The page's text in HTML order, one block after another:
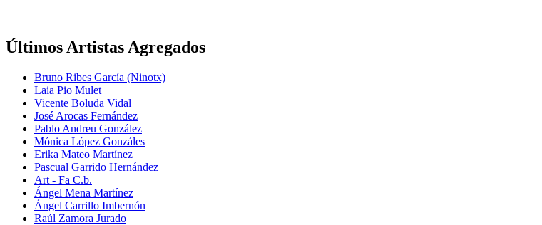
Últimos Artistas Agregados
Bruno Ribes García (Ninotx)
Laia Pio Mulet
Vicente Boluda Vidal
José Arocas Fernández
Pablo Andreu González
Mónica López Gonzáles
Erika Mateo Martínez
Pascual Garrido Hernández
Art - Fa C.b.
Ángel Mena Martínez
Ángel Carrillo Imbernón
Raúl Zamora Jurado